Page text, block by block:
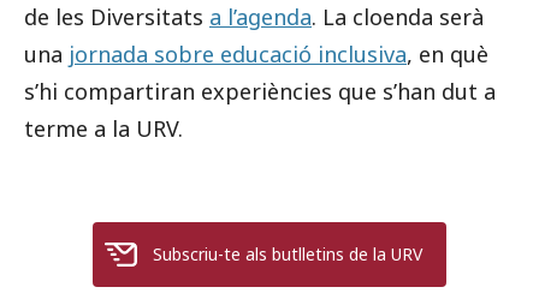
de les Diversitats a l’agenda. La cloenda serà
una jornada sobre educació inclusiva, en què
s’hi compartiran experiències que s’han dut a
terme a la URV.
Subscriu-te als butlletins de la URV